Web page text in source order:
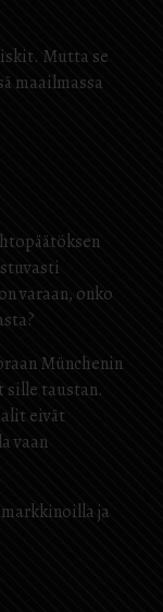
Mutta se
maailmassa
varaan, onko
Münchenin
taustan.
eivät
vaan
ja